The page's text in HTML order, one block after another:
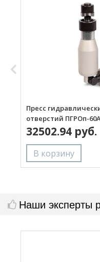
Пресс
отверстий ПГРОп-
32502.94 руб.
Наши эксперты